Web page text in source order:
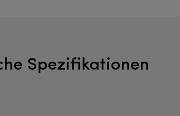
Spezifikationen